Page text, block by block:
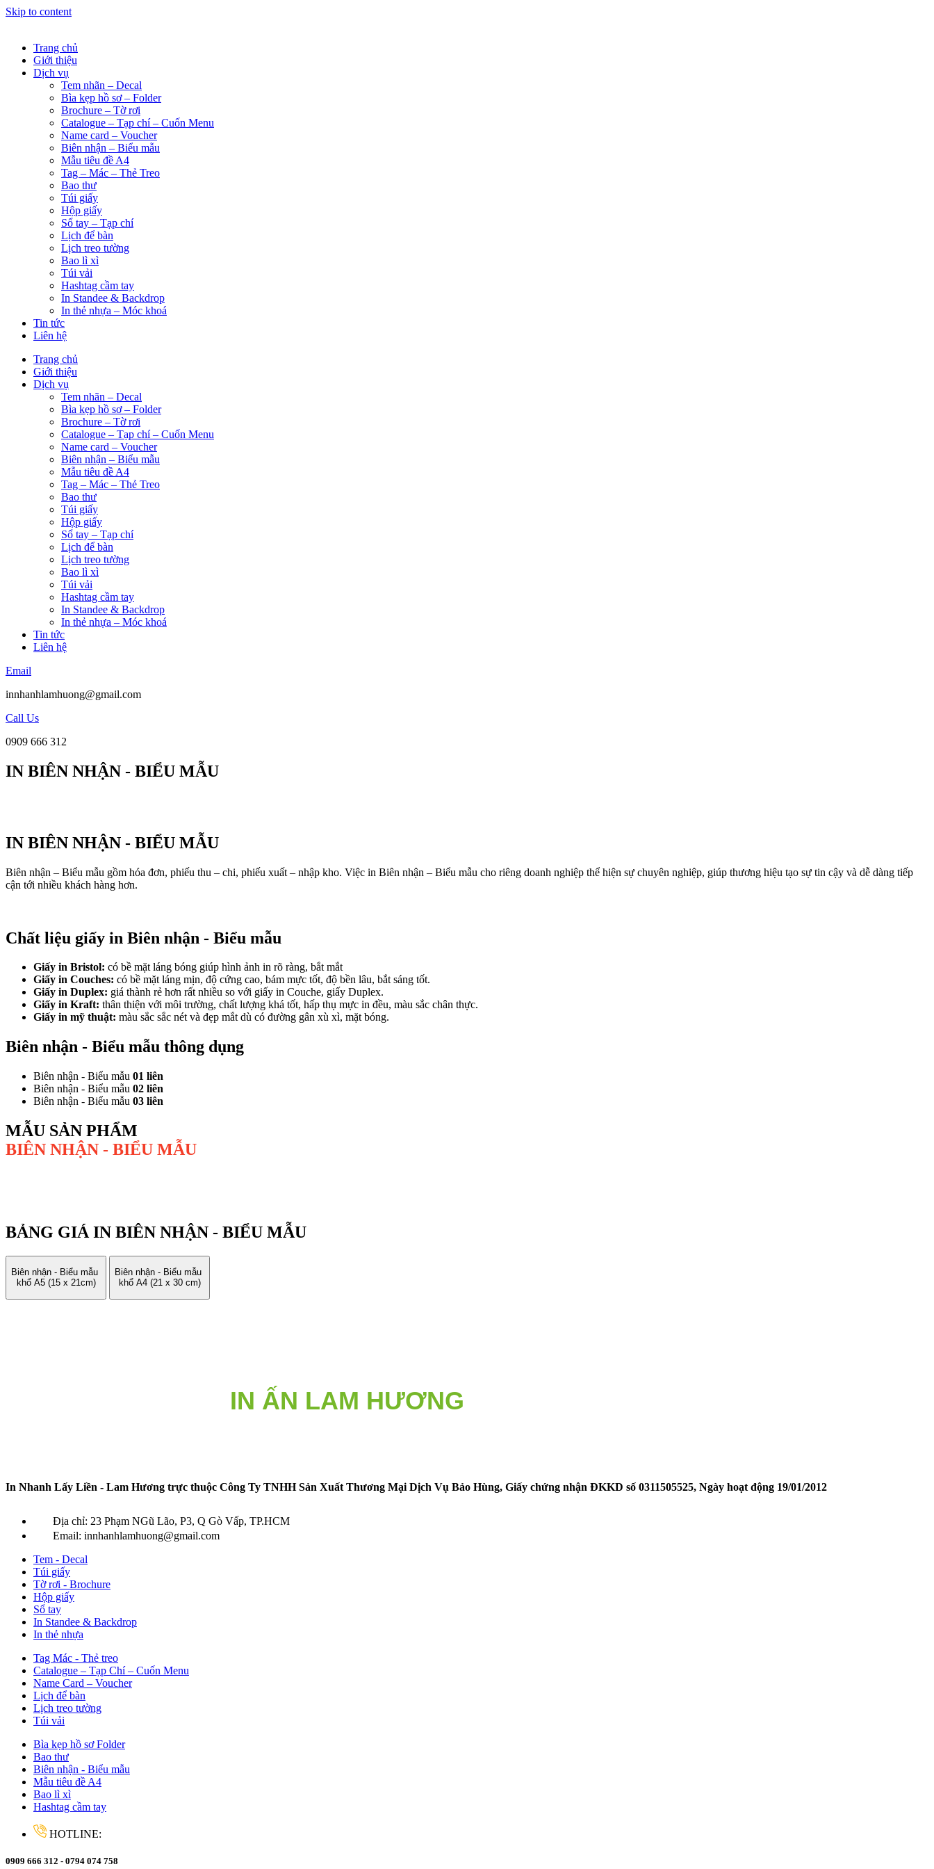
Skip to content
Trang chủ
Giới thiệu
Dịch vụ
Tem nhãn – Decal
Bìa kẹp hồ sơ – Folder
Brochure – Tờ rơi
Catalogue – Tạp chí – Cuốn Menu
Name card – Voucher
Biên nhận – Biểu mẫu
Mẫu tiêu đề A4
Tag – Mác – Thẻ Treo
Bao thư
Túi giấy
Hộp giấy
Sổ tay – Tạp chí
Lịch để bàn
Lịch treo tường
Bao lì xì
Túi vải
Hashtag cầm tay
In Standee & Backdrop
In thẻ nhựa – Móc khoá
Tin tức
Liên hệ
Trang chủ
Giới thiệu
Dịch vụ
Tem nhãn – Decal
Bìa kẹp hồ sơ – Folder
Brochure – Tờ rơi
Catalogue – Tạp chí – Cuốn Menu
Name card – Voucher
Biên nhận – Biểu mẫu
Mẫu tiêu đề A4
Tag – Mác – Thẻ Treo
Bao thư
Túi giấy
Hộp giấy
Sổ tay – Tạp chí
Lịch để bàn
Lịch treo tường
Bao lì xì
Túi vải
Hashtag cầm tay
In Standee & Backdrop
In thẻ nhựa – Móc khoá
Tin tức
Liên hệ
Email
innhanhlamhuong@gmail.com
Call Us
0909 666 312
IN BIÊN NHẬN - BIỂU MẪU
IN BIÊN NHẬN - BIỂU MẪU
Biên nhận – Biểu mẫu gồm hóa đơn, phiếu thu – chi, phiếu xuất – nhập kho. Việc in Biên nhận – Biểu mẫu cho riêng doanh nghiệp thể hiện sự chuyên nghiệp, giúp thương hiệu tạo sự tin cậy và dễ dàng tiếp
cận tới nhiều khách hàng hơn.
Chất liệu giấy in Biên nhận - Biểu mẫu
Giấy in Bristol: có bề mặt láng bóng giúp hình ảnh in rõ ràng, bắt mắt
Giấy in Couches: có bề mặt láng mịn, độ cứng cao, bám mực tốt, độ bền lâu, bắt sáng tốt.
Giấy in Duplex: giá thành rẻ hơn rất nhiều so với giấy in Couche, giấy Duplex.
Giấy in Kraft: thân thiện với môi trường, chất lượng khá tốt, hấp thụ mực in đều, màu sắc chân thực.
Giấy in mỹ thuật: màu sắc sắc nét và đẹp mắt dù có đường gân xù xì, mặt bóng.
Biên nhận - Biểu mẫu thông dụng
Biên nhận - Biểu mẫu 01 liên
Biên nhận - Biểu mẫu 02 liên
Biên nhận - Biểu mẫu 03 liên
MẪU SẢN PHẨM
BIÊN NHẬN - BIỂU MẪU
BẢNG GIÁ IN BIÊN NHẬN - BIỂU MẪU
Biên nhận - Biểu mẫu
khổ A5 (15 x 21cm)
Biên nhận - Biểu mẫu
khổ A4 (21 x 30 cm)
IN ẤN LAM HƯƠNG
In Nhanh Lấy Liền - Lam Hương trực thuộc Công Ty TNHH Sản Xuất Thương Mại Dịch Vụ Bảo Hùng, Giấy chứng nhận ĐKKD số 0311505525, Ngày hoạt động 19/01/2012
Địa chỉ: 23 Phạm NGũ Lão, P3, Q Gò Vấp, TP.HCM
Email: innhanhlamhuong@gmail.com
Tem - Decal
Túi giấy
Tờ rơi - Brochure
Hộp giấy
Sổ tay
In Standee & Backdrop
In thẻ nhựa
Tag Mác - Thẻ treo
Catalogue – Tạp Chí – Cuốn Menu
Name Card – Voucher
Lịch để bàn
Lịch treo tường
Túi vải
Bìa kẹp hồ sơ Folder
Bao thư
Biên nhận - Biểu mẫu
Mẫu tiêu đề A4
Bao lì xì
Hashtag cầm tay
HOTLINE:
0909 666 312 - 0794 074 758